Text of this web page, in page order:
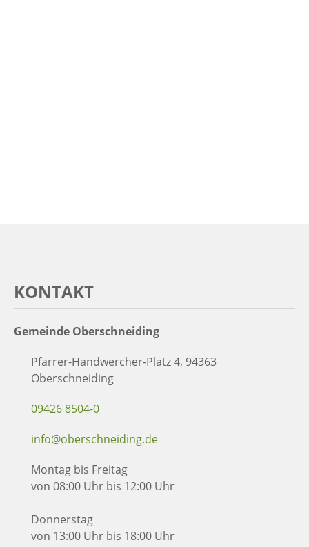
KONTAKT
Gemeinde Oberschneiding
Pfarrer-Handwercher-Platz 4, 94363
Oberschneiding
09426 8504-0
info@oberschneiding.de
Montag bis Freitag
von 08:00 Uhr bis 12:00 Uhr
Donnerstag
von 13:00 Uhr bis 18:00 Uhr